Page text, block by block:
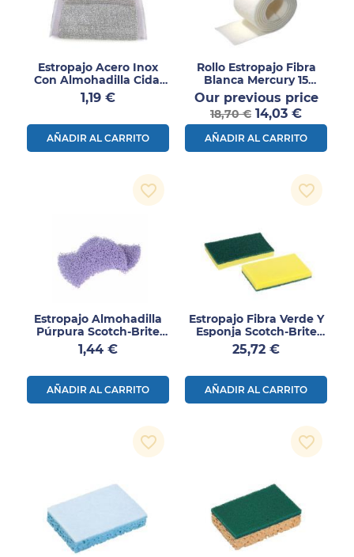
Estropajo Acero Inox
Con Almohadilla Cidal
2uds
Precio
1,19 €
AÑADIR AL CARRITO
Rollo Estropajo Fibra
Blanca Mercury 15
15x300 1ud
Our previous price
18,70 € Precio
14,03 €
AÑADIR AL CARRITO
Estropajo Almohadilla
Púrpura Scotch-Brite
1ud
Precio
1,44 €
AÑADIR AL CARRITO
favorite_border
Estropajo Fibra Verde Y
Esponja Scotch-Brite
12uds
Precio
25,72 €
AÑADIR AL CARRITO
favorite_border
favorite_border favorite_border